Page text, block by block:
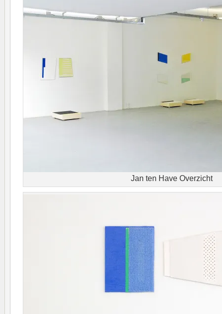
Jan ten Have Overzicht